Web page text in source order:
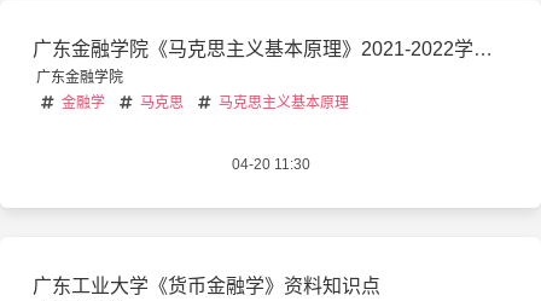
广东金融学院《马克思主义基本原理》2021-2022学年第一学期期末试卷
广东金融学院
金融学
马克思 马克思主义基本原理
04-20 11:30
广东工业大学《货币金融学》资料知识点